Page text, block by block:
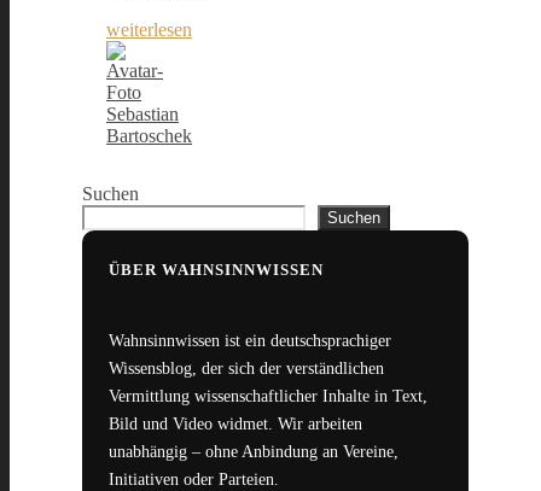
weiterlesen
Sebastian
Bartoschek
Suchen
Suchen
ÜBER WAHNSINNWISSEN
Wahnsinnwissen ist ein deutschsprachiger
Wissensblog, der sich der verständlichen
Vermittlung wissenschaftlicher Inhalte in Text,
Bild und Video widmet. Wir arbeiten
unabhängig – ohne Anbindung an Vereine,
Initiativen oder Parteien.